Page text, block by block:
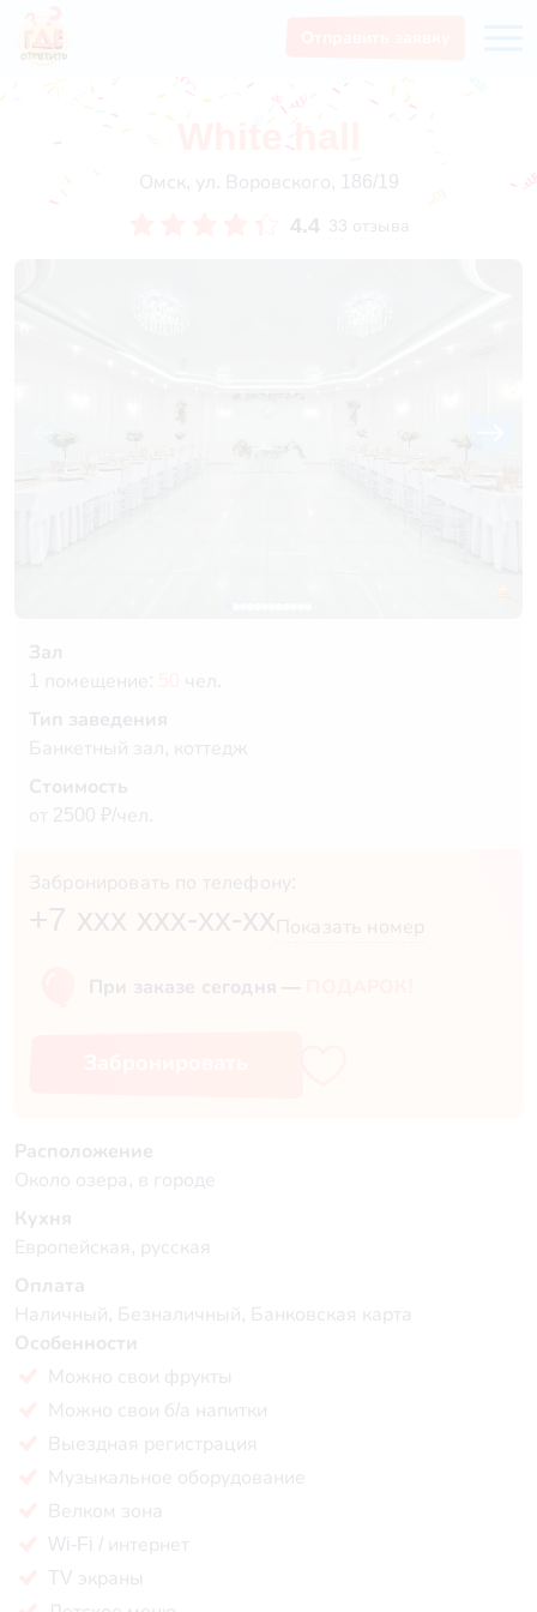
White hall
Омск, ул. Воровского, 186/19
4.4 33 отзыва
Зал
1 помещение:
чел.
Тип заведения
Банкетный зал, коттедж
Стоимость
от 2500 ₽/чел.
Забронировать по телефону:
+7 xxx xxx-xx-xx Показать номер
При заказе сегодня —
Расположение
Около озера, в городе
Кухня
Европейская, русская
Оплата
Наличный, Безналичный, Банковская карта
Особенности
Можно свои фрукты
Можно свои б/а напитки
Выездная регистрация
Музыкальное оборудование
Велком зона
Wi-Fi / интернет
TV экраны